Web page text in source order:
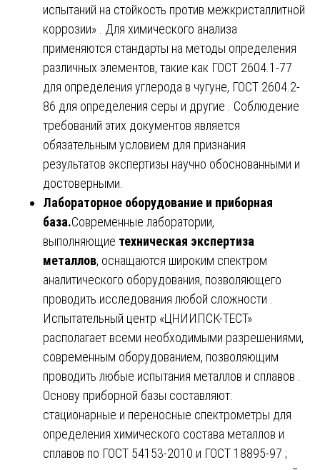
испытаний на стойкость против межкристаллитной
коррозии» . Для химического анализа
применяются стандарты на методы определения
различных элементов, такие как ГОСТ 2604.1-77
для определения углерода в чугуне, ГОСТ 2604.2-
86 для определения серы и другие . Соблюдение
требований этих документов является
обязательным условием для признания
результатов экспертизы научно обоснованными и
достоверными.
Лабораторное оборудование и приборная
база.Современные лаборатории,
выполняющие техническая экспертиза
металлов, оснащаются широким спектром
аналитического оборудования, позволяющего
проводить исследования любой сложности .
Испытательный центр «ЦНИИПСК-ТЕСТ»
располагает всеми необходимыми разрешениями,
современным оборудованием, позволяющим
проводить любые испытания металлов и сплавов .
Основу приборной базы составляют:
стационарные и переносные спектрометры для
определения химического состава металлов и
сплавов по ГОСТ 54153-2010 и ГОСТ 18895-97 ;